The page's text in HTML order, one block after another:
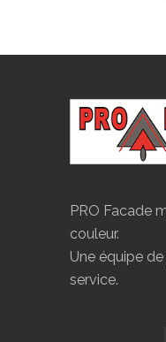
PRO Facade
couleur.
Une équipe
service.